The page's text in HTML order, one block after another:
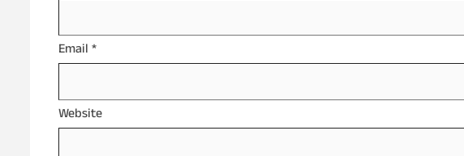
Email *
Website